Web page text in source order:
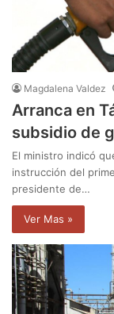
Magdalena Valdez
Arranca en
subsidio de
El ministro indicó
instrucción del
presidente de…
Ver Mas »